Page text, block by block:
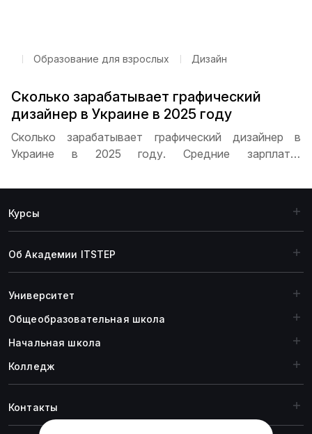
Образование для взрослых Дизайн
Сколько зарабатывает графический
дизайнер в Украине в 2025 году
Сколько зарабатывает графический дизайнер в
Украине в 2025 году. Средние зарплаты,
доходы, перспективы карьерного роста и
разных уровней
Курсы
Об Академии ITSTEP
Университет
Общеобразовательная школа
Начальная школа
Колледж
Контакты